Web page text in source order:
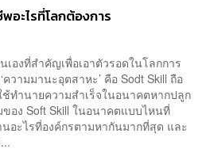
อะไรที่โลกต้องการ
องที่สำคัญเพื่อเอาตัวรอดในโลกการ
วามมานะอุตสาหะ’ คือ Sodt Skill ถือ
ทำนายความสำเร็จในอนาคตหากปลูก
อง Soft Skill ในอนาคตแบบไหนที่
อะไรที่องค์กรตามหากันมากที่สุด และ